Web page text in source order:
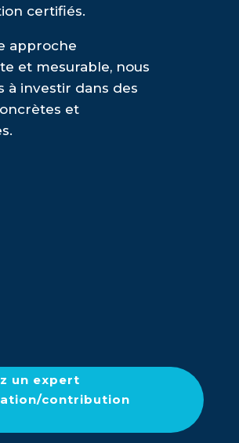
certifiés.
approche
et mesurable, nous
à investir dans des
et
un expert
contribution